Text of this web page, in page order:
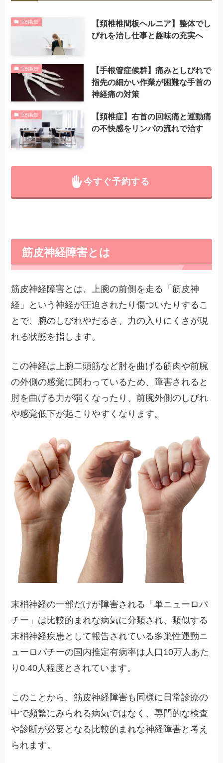
症例報告
【頚椎椎間板ヘルニア】整体でし
びれを治し仕事と趣味の充実へ
症例報告
【手根管症候群】痛みとしびれで
指先の細かい作業が困難な手首の
神経痛の対策
症例報告
【頚椎症】右首の回転痛と運動痛
の不快感をリンパの流れで治す
今すぐ予約する
筋皮神経障害とは
筋皮神経障害とは、上腕の前側を走る「筋皮神
経」という神経が圧迫されたり傷ついたりするこ
とで、腕のしびれやだるさ、力の入りにくさが現
れる状態を指します。
この神経は上腕二頭筋など肘を曲げる筋肉や前腕
の外側の感覚に関わっているため、障害されると
肘を曲げる力が弱くなったり、前腕外側のしびれ
や感覚低下が起こりやすくなります。
末梢神経の一部だけが障害される「単ニューロパ
チー」は比較的まれな病気に分類され、類似する
末梢神経疾患として報告されている多巣性運動ニ
ューロパチーの国内推定有病率は人口10万人あた
り0.40人程度とされています。
このことから、筋皮神経障害も同様に日常診療の
中で頻繁にみられる病気ではなく、専門的な検査
や診断が必要となる比較的まれな神経障害と考え
られます。